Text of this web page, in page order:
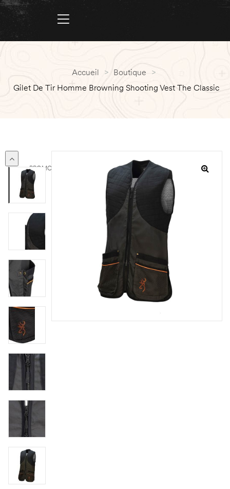
Accueil > Boutique >
Gilet De Tir Homme Browning Shooting Vest The Classic
PROMO